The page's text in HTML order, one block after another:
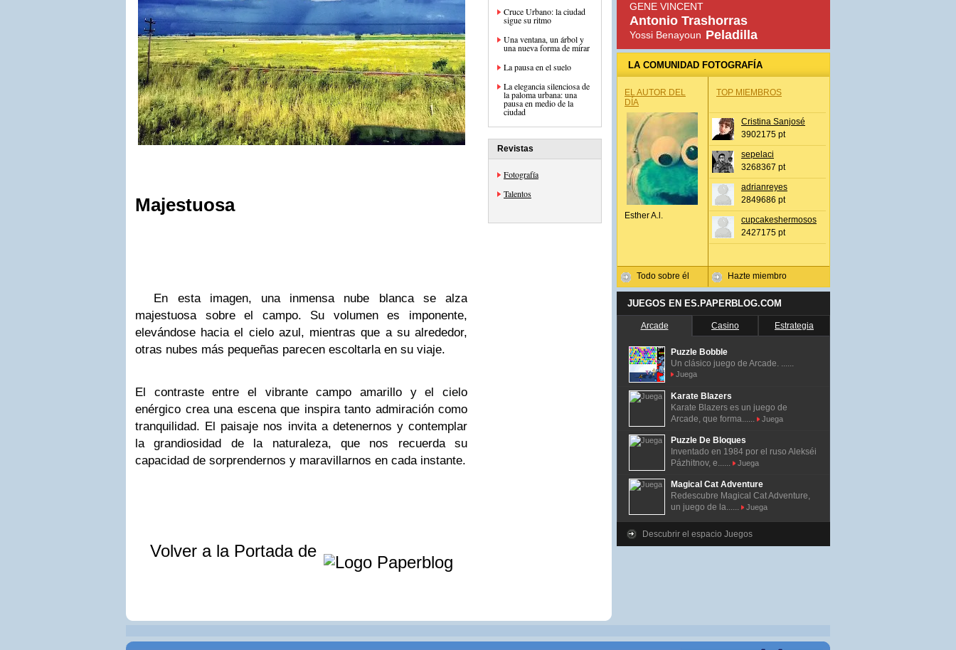
Majestuosa
En esta imagen, una inmensa nube blanca se alza
majestuosa sobre el campo. Su volumen es imponente,
elevándose hacia el cielo azul, mientras que a su alrededor,
otras nubes más pequeñas parecen escoltarla en su viaje.
El contraste entre el vibrante campo amarillo y el cielo
enérgico crea una escena que inspira tanto admiración como
tranquilidad. El paisaje nos invita a detenernos y contemplar
la grandiosidad de la naturaleza, que nos recuerda su
capacidad de sorprendernos y maravillarnos en cada instante.
Volver a la Portada de
Cruce Urbano: la ciudad
sigue su ritmo
Una ventana, un árbol y
una nueva forma de mirar
La pausa en el suelo
La elegancia silenciosa de
la paloma urbana: una
pausa en medio de la
ciudad
Revistas
Fotografía
Talentos
GENE VINCENT
Antonio Trashorras
Yossi Benayoun Peladilla
LA COMUNIDAD FOTOGRAFÍA
EL AUTOR DEL
DÍA
Esther A.l.
Todo sobre él
TOP MIEMBROS
Cristina Sanjosé
3902175 pt
sepelaci
3268367 pt
adrianreyes
2849686 pt
cupcakeshermosos
2427175 pt
Hazte miembro
JUEGOS EN ES.PAPERBLOG.COM
Arcade Casino Estrategia
Puzzle Bobble
Un clásico juego de Arcade. ......
Juega
Karate Blazers
Karate Blazers es un juego de
Arcade, que forma......
Juega
Puzzle De Bloques
Inventado en 1984 por el ruso Alekséi
Pázhitnov, e......
Juega
Magical Cat Adventure
Redescubre Magical Cat Adventure,
un juego de la......
Juega
Descubrir el espacio Juegos